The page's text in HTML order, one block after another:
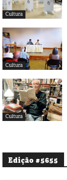
Cultura
Cultura
Cultura
Edição #5655